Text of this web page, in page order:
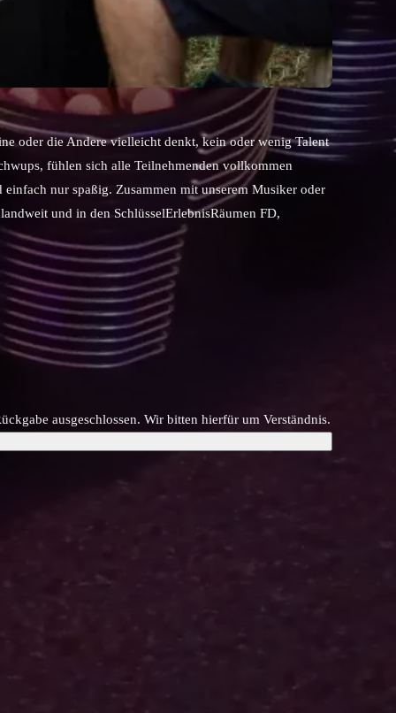
oder die Andere vielleicht denkt, kein oder wenig Talent
fühlen sich alle Teilnehmenden vollkommen
nur spaßig. Zusammen mit unserem Musiker oder
und in den SchlüsselErlebnisRäumen FD,
ausgeschlossen. Wir bitten hierfür um Verständnis.